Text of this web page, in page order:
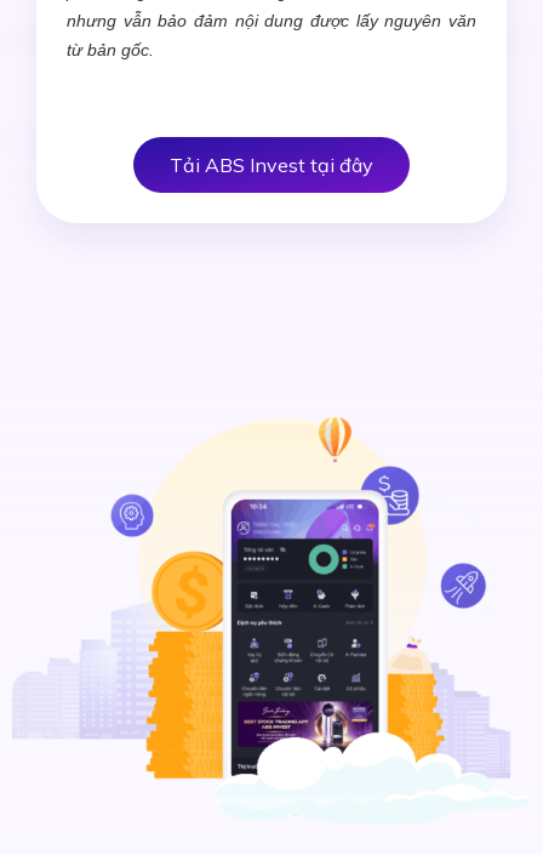
nhưng vẫn bảo đảm nội dung được lấy nguyên văn
từ bản gốc.
Tải ABS Invest tại đây